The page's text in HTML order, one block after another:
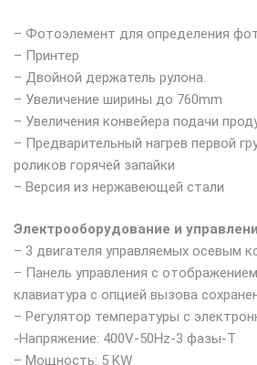
– Фотоэлемент для определения
– Принтер
– Двойной держатель рулона.
– Увеличение ширины до 760mm
– Увеличения конвейера подачи
– Предварительный нагрев первой
роликов горячей запайки
– Версия из нержавеющей стали
Электрооборудование и
– 3 двигателя управляемых осевым
– Панель управления с
клавиатура с опцией вызова
– Регулятор температуры с
-Напряжение: 400V-50Hz-3 фазы-T
– Мощность: 5 KW